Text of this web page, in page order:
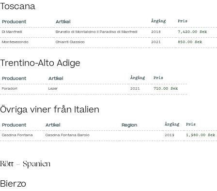
Toscana
Producent Artikel Årgång Pris
Di Manfredi Brunello di Montalcino Il Paradiso di Manfredi 2018 7,420.00 Sek
Montesecondo Chianti Classico 2021 850.00 Sek
Trentino-Alto Adige
Producent Artikel Årgång Pris
Foradori Lezer 2021 710.00 Sek
Övriga viner från Italien
Producent Artikel Region Årgång Pris
Cascina Fontana Cascina Fontana Barolo 2019 1,980.00 Sek
Rött - Spanien
Bierzo